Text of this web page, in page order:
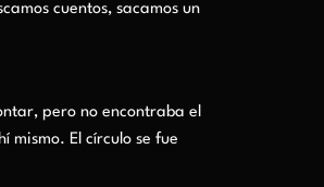
cuentos, sacamos un
pero no encontraba el
mismo. El círculo se fue